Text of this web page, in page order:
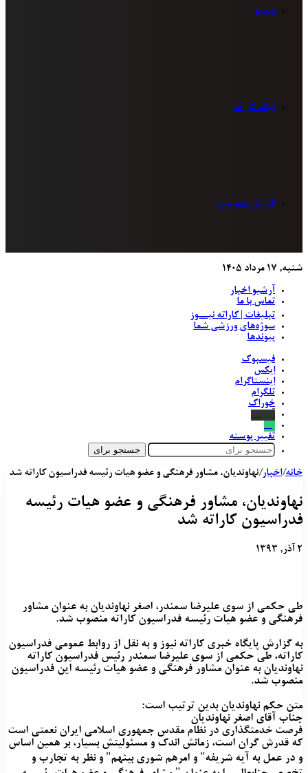
ویدیو
لیگ کاراته
گزارش تصویری
شنبه, ۱۷ مرداد ۱۴۰۵
آرشیو اخبار
تماس‌ با‌ ما
تبلیغات | کاراته نیــوز
سوژه‌های ورزشی شما
پیوندها
فیسبوک
ایکس
اینستاگرام
تلگرام
خوراک
آپارات
بله
تغییر پوسته
جستجو برای
خانه/اخبار/نهاوندیان، مشاور فرهنگی و عضو هیات رئیسه فدراسیون کاراته شد
نهاوندیان، مشاور فرهنگی و عضو هیات رئیسه
فدراسیون کاراته شد
۲ آذر, ۱۳۹۳
طی حکمی از سوی علیرضا سمندر، اصغر نهاوندیان به عنوان مشاور
فرهنگی و عضو هیات رئیسه فدراسیون کاراته منصوب شد.
به گزارش پایگاه خبری کاراته نیوز و به نقل از روابط عمومی فدراسیون
کاراته، طی حکمی از سوی علیرضا سمندر رئیس فدراسیون کاراته
نهاوندیان به عنوان مشاور فرهنگی و عضو هیات رئیسه این فدراسیون
منصوب شد.
متن حکم نهاوندیان بدین ترتیب است:
جناب آقای اصغر نهاوندیان
فرصت خدمتگذاری در نظام مقدس جمهوری اسلامی ایران نعمتی است
که قدرش گران است، زمانش اندک و مسئولیتش بسیار، بر همین اساس
و در عمل به آیه شریفه" و امرهم شوری بینهم" و نظر به تجارب و